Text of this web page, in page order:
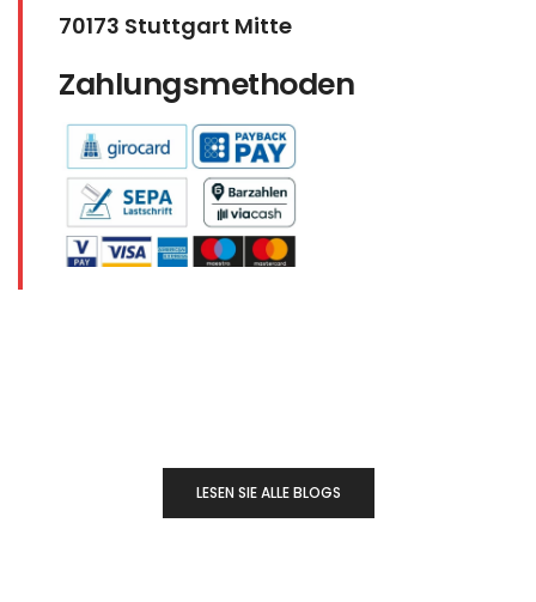
70173 Stuttgart Mitte
Zahlungsmethoden
LESEN SIE ALLE BLOGS